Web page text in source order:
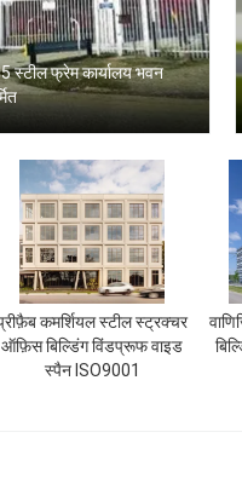
स्टील फ्रेम कार्यालय भवन
कमर्शियल स्टील स्ट्रक्चर
ऑफ़िस बिल्डिंग विंडप्रूफ वाइड
स्पैन ISO9001